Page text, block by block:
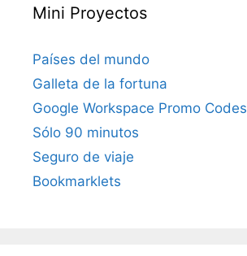
Mini Proyectos
Países del mundo
Galleta de la fortuna
Google Workspace Promo Codes
Sólo 90 minutos
Seguro de viaje
Bookmarklets